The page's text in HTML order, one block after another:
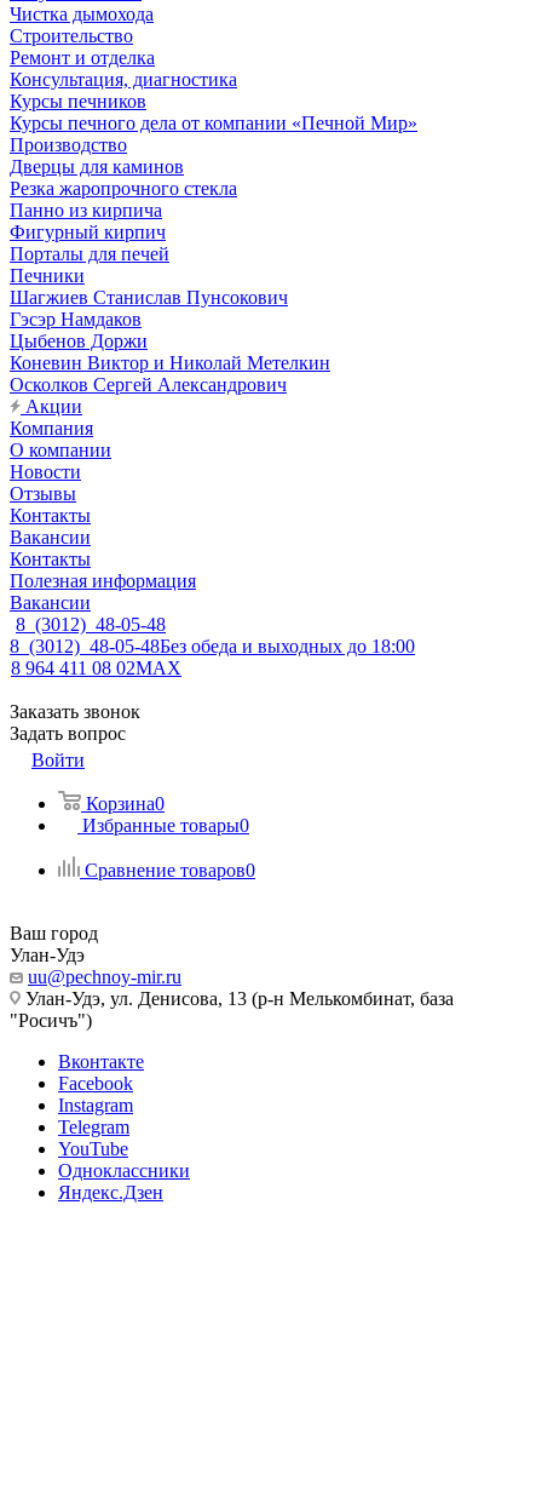
Чистка дымохода
Строительство
Ремонт и отделка
Консультация, диагностика
Курсы печников
Курсы печного дела от компании «Печной Мир»
Производство
Дверцы для каминов
Резка жаропрочного стекла
Панно из кирпича
Фигурный кирпич
Порталы для печей
Печники
Шагжиев Станислав Пунсокович
Гэсэр Намдаков
Цыбенов Доржи
Коневин Виктор и Николай Метелкин
Осколков Сергей Александрович
Акции
Компания
О компании
Новости
Отзывы
Контакты
Вакансии
Контакты
Полезная информация
Вакансии
8 (3012) 48-05-48
8 (3012) 48-05-48Без обеда и выходных до 18:00
8 964 411 08 02MAX
Заказать звонок
Задать вопрос
Войти
Корзина0
Избранные товары0
Сравнение товаров0
Ваш город
Улан-Удэ
uu@pechnoy-mir.ru
Улан-Удэ, ул. Денисова, 13 (р-н Мелькомбинат, база
"Росичъ")
Вконтакте
Facebook
Instagram
Telegram
YouTube
Одноклассники
Яндекс.Дзен